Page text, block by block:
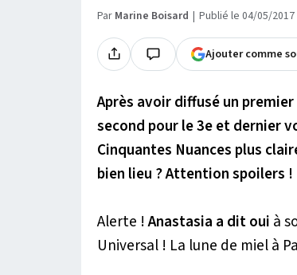
Par Marine Boisard Publié le 04/05/2017
Ajouter comme
Après avoir diffusé un
second pour le 3e et dernier
Cinquantes Nuances plus
bien lieu ? Attention spoilers !
Alerte !Anastasia a dit oui à
Universal ! La lune de miel à